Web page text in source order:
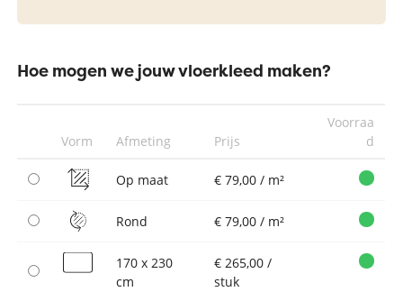
Hoe mogen we jouw vloerkleed maken?
Vorm Afmeting Prijs
Voorraa
d
Op maat € 79,00 / m²
Rond € 79,00 / m²
170 x 230
cm
€ 265,00 /
stuk